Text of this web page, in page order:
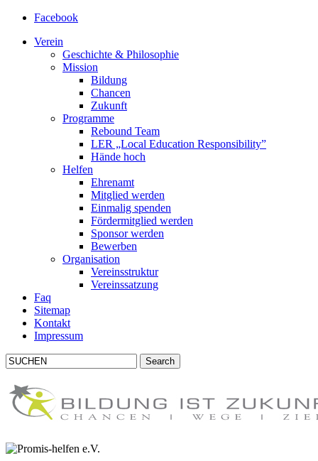
Facebook
Verein
Geschichte & Philosophie
Mission
Bildung
Chancen
Zukunft
Programme
Rebound Team
LER „Local Education Responsibility”
Hände hoch
Helfen
Ehrenamt
Mitglied werden
Einmalig spenden
Fördermitglied werden
Sponsor werden
Bewerben
Organisation
Vereinsstruktur
Vereinssatzung
Faq
Sitemap
Kontakt
Impressum